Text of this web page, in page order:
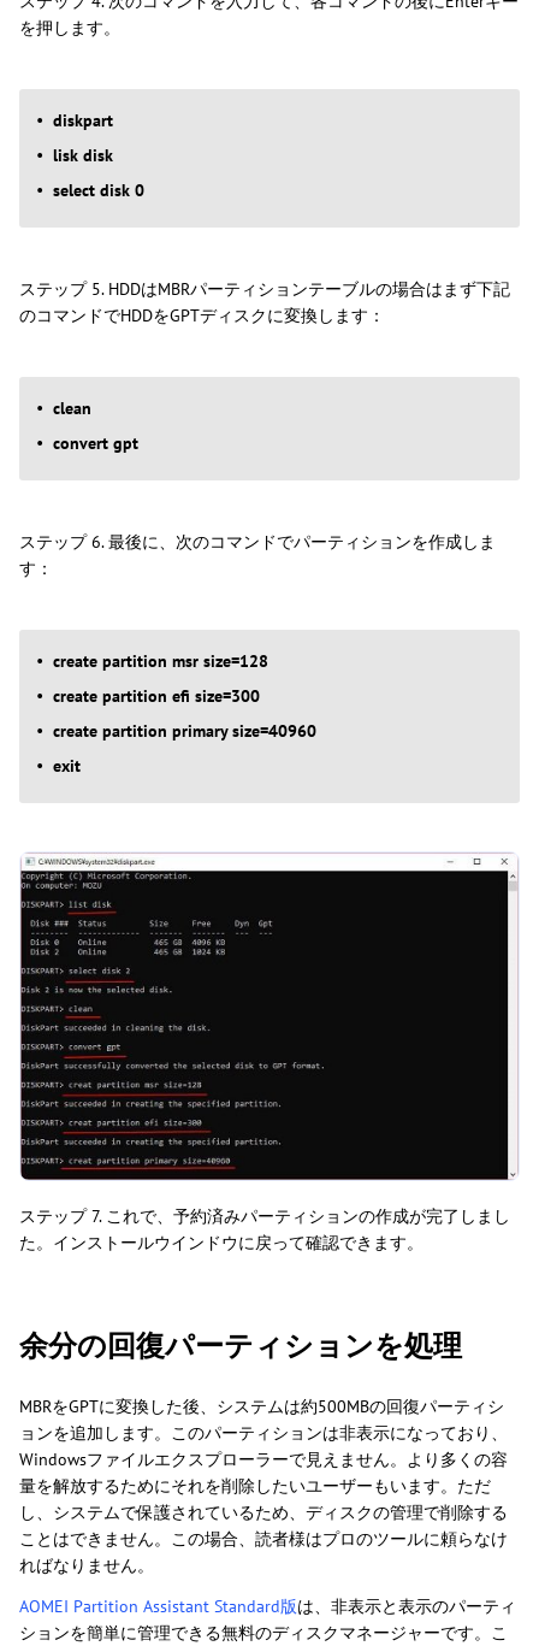
を押します。
diskpart
lisk disk
select disk 0
ステップ 5. HDDはMBRパーティションテーブルの場合はまず下記
のコマンドでHDDをGPTディスクに変換します：
clean
convert gpt
ステップ 6. 最後に、次のコマンドでパーティションを作成しま
す：
create partition msr size=128
create partition efi size=300
create partition primary size=40960
exit
ステップ 7. これで、予約済みパーティションの作成が完了しまし
た。インストールウインドウに戻って確認できます。
余分の回復パーティションを処理
MBRをGPTに変換した後、システムは約500MBの回復パーティシ
ョンを追加します。このパーティションは非表示になっており、
Windowsファイルエクスプローラーで見えません。より多くの容
量を解放するためにそれを削除したいユーザーもいます。ただ
し、システムで保護されているため、ディスクの管理で削除する
ことはできません。この場合、読者様はプロのツールに頼らなけ
ればなりません。
AOMEI Partition Assistant Standard版は、非表示と表示のパーティ
ションを簡単に管理できる無料のディスクマネージャーです。こ